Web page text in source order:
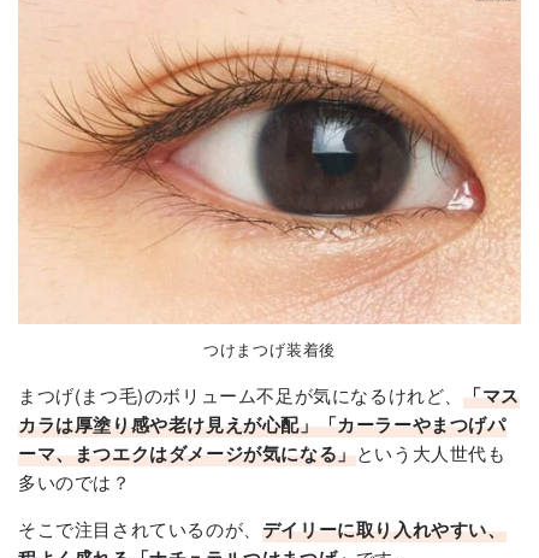
つけまつげ装着後
まつげ(まつ毛)のボリューム不足が気になるけれど、 「マス
カラは厚塗り感や老け見えが心配」「カーラーやまつげパ
ーマ、まつエクはダメージが気になる」という大人世代も
多いのでは？
そこで注目されているのが、 デイリーに取り入れやすい、